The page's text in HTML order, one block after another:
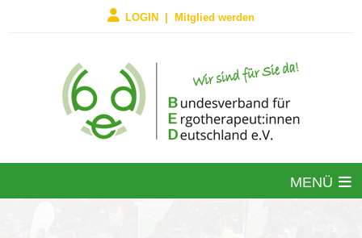
LOGIN | Mitglied werden
MENÜ